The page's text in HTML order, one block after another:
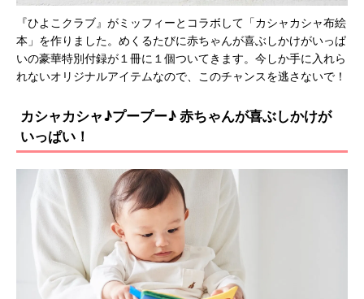
『ひよこクラブ』がミッフィーとコラボして「カシャカシャ布絵
本」を作りました。めくるたびに赤ちゃんが喜ぶしかけがいっぱ
いの豪華特別付録が１冊に１個ついてきます。今しか手に入れら
れないオリジナルアイテムなので、このチャンスを逃さないで！
カシャカシャ♪プープー♪ 赤ちゃんが喜ぶしかけが
いっぱい！